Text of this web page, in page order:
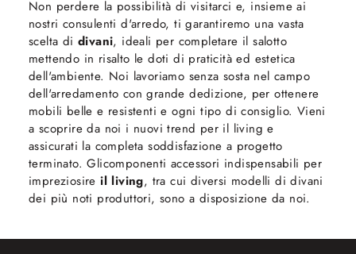
Non perdere la possibilità di visitarci e, insieme ai
nostri consulenti d'arredo, ti garantiremo una vasta
scelta didivani, ideali per completare il salotto
mettendo in risalto le doti di praticità ed estetica
dell'ambiente. Noi lavoriamo senza sosta nel campo
dell'arredamento con grande dedizione, per ottenere
mobili belle e resistenti e ogni tipo di consiglio. Vieni
a scoprire da noi i nuovi trend per il living e
assicurati la completa soddisfazione a progetto
terminato. Glicomponenti accessori indispensabili per
impreziosireil living, tra cui diversi modelli di divani
dei più noti produttori, sono a disposizione da noi.